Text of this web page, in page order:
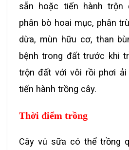
sẵn hoặc tiến hành trộn
phân bò hoai mục, phân
dừa, mùn hữu cơ, than
bệnh trong đất trước khi
trộn đất với vôi rồi phơi
tiến hành trồng cây.
Thời điểm trồng
Cây vú sữa có thể trồng